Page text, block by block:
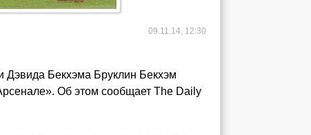
09.11.14, 12:30
Бекхэма Бруклин Бекхэм
Об этом сообщает The Daily